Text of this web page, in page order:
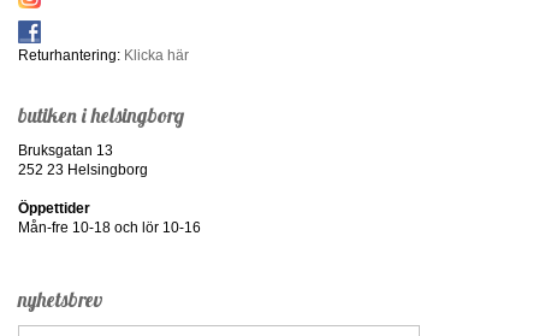
Returhantering: Klicka här
butiken i helsingborg
Bruksgatan 13
252 23 Helsingborg
Öppettider
Mån-fre 10-18 och lör 10-16
nyhetsbrev